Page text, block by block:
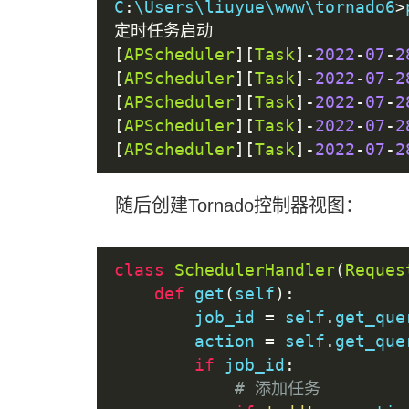
C : \Users\liuyue\www\tornado6>
定时任务启动
[APScheduler][Task]-2022-07-
[APScheduler][Task]-2022-07-
[APScheduler][Task]-2022-07-
[APScheduler][Task]-2022-07-
[APScheduler][Task]-2022-07-
随后创建Tornado控制器视图：
class SchedulerHandler(
def get (self):
        job_id
= self .
        action
= self .
if job_id :
# 添加任务